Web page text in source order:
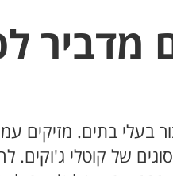
בתים. מזיקים
של קוטלי ג'וקים.